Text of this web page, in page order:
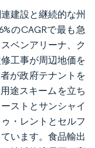
建設と継続的な州
のCAGRで最も急
ベンアリーナ、ク
工事が周辺地価を
が政府テナントを
途スキームを立ち
ストとサンシャイ
・レントとセルフ
います。食品輸出